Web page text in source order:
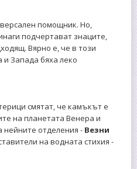
помощник. Но,
подчертават знаците,
Вярно е, че в този
и Запада бяха леко
смятат, че камъкът е
на планетата Венера и
нейните отделения - Везни
на водната стихия -